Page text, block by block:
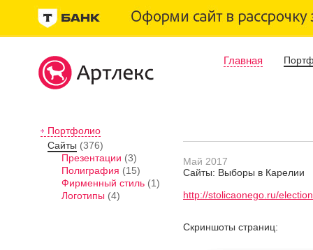
Главная
Портфолио
Сайты (376)
Презентации (3)
Полиграфия (15)
Фирменный стиль (1)
Логотипы (4)
Май 2017
Сайты: Выборы в Карелии
http://stolicaonego.ru/
Скриншоты страниц: